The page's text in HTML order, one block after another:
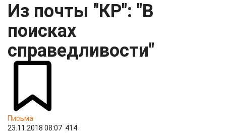
Из почты "КР": "В
поисках
справедливости"
Письма
23.11.2018 08:07 414